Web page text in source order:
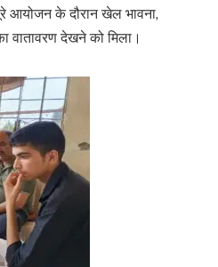
आयोजन के दौरान खेल भावना,
देखने को मिला।